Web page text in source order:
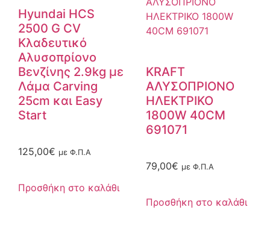
Hyundai HCS
2500 G CV
Κλαδευτικό
Αλυσοπρίονο
Βενζίνης 2.9kg με
Λάμα Carving
25cm και Easy
Start
125,00€ με Φ.Π.Α
Προσθήκη στο καλάθι
KRAFT
ΑΛΥΣΟΠΡΙΟΝΟ
ΗΛΕΚΤΡΙΚΟ
1800W 40CM
691071
79,00€ με Φ.Π.Α
Προσθήκη στο καλάθι